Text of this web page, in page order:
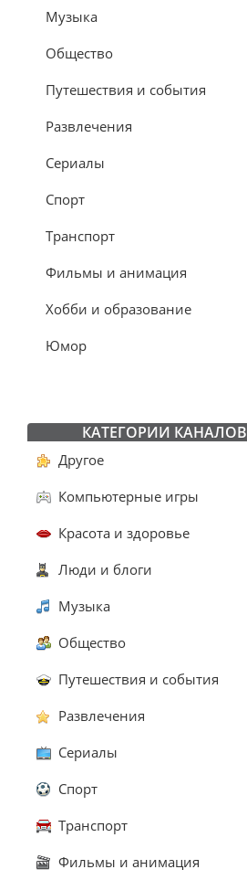
Музыка
Общество
Путешествия и события
Развлечения
Сериалы
Спорт
Транспорт
Фильмы и анимация
Хобби и образование
Юмор
КАТЕГОРИИ КАНАЛОВ
Другое
Компьютерные игры
Красота и здоровье
Люди и блоги
Музыка
Общество
Путешествия и события
Развлечения
Сериалы
Спорт
Транспорт
Фильмы и анимация